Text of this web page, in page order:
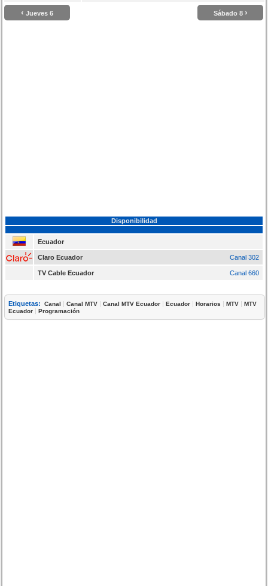
‹ Jueves 6 Sábado 8 ›
Disponibilidad
Ecuador
Claro Ecuador Canal 302
TV Cable Ecuador Canal 660
Etiquetas: Canal |Canal MTV |Canal MTV Ecuador |Ecuador |Horarios |MTV |MTV
Ecuador |Programación